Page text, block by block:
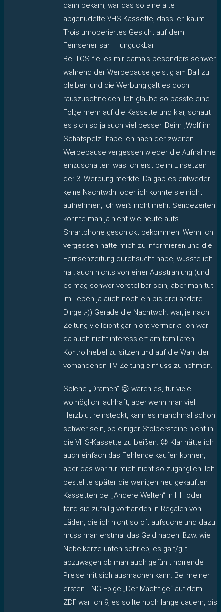
dann bekam, war das so eine alte
abgenudelte VHS-Kassette, dass ich kaum
Trois umoperiertes Gesicht auf dem
Fernseher sah – unguckbar!
Bei TOS fiel es mir damals besonders schwer
während der Werbepause geistig am Ball zu
bleiben und die Werbung galt es doch
rauszuschneiden. Ich glaube so passte eine
Folge mehr auf die Kassette und klar, schaut
es sich so ja auch viel besser. Beim „Wolf im
Schafspelz“ habe ich nach der zweiten
Werbepause vergessen wieder die Aufnahme
einzuschalten, was ich erst beim Einsetzen
der 3. Werbung merkte. Da gab es entweder
keine Nachtwdh. oder ich konnte sie nicht
aufnehmen, ich weiß nicht mehr. Sendezeiten
konnte man ja nicht wie heute aufs
Smartphone geschickt bekommen. Wenn ich
vergessen hatte mich zu informieren und die
Fernsehzeitung durchsucht habe, wusste ich
halt auch nichts von einer Ausstrahlung (und
es mag schwer vorstellbar sein, aber man tut
im Leben ja auch noch ein bis drei andere
Dinge ;-)) Gerade die Nachtwdh. war, je nach
Zeitung vielleicht gar nicht vermerkt. Ich war
da auch nicht interessiert am familiären
Kontrollhebel zu sitzen und auf die Wahl der
vorhandenen TV-Zeitung einfluss zu nehmen.
Solche „Dramen“ 😉 waren es, für viele
womöglich lachhaft, aber wenn man viel
Herzblut reinsteckt, kann es manchmal schon
schwer sein, ob einiger Stolpersteine nicht in
die VHS-Kassette zu beißen. 😉 Klar hätte ich
auch einfach das Fehlende kaufen können,
aber das war für mich nicht so zugänglich. Ich
bestellte später die wenigen neu gekauften
Kassetten bei „Andere Welten“ in HH oder
fand sie zufällig vorhanden in Regalen von
Läden, die ich nicht so oft aufsuche und dazu
muss man erstmal das Geld haben. Bzw. wie
Nebelkerze unten schrieb, es galt/gilt
abzuwägen ob man auch gefühlt horrende
Preise mit sich ausmachen kann. Bei meiner
ersten TNG-Folge „Der Mächtige“ auf dem
ZDF war ich 9, es sollte noch lange dauern, bis